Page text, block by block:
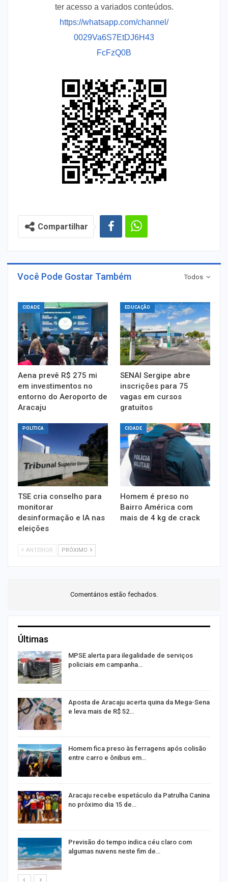
ter acesso a variados conteúdos.
https://whatsapp.com/channel/
0029Va6S7EtDJ6H43
FcFzQ0B
Compartilhar
Todos
Você Pode Gostar Também
CIDADE
Aena prevê R$ 275 mi
em investimentos no
entorno do Aeroporto de
Aracaju
EDUCAÇÃO
SENAI Sergipe abre
inscrições para 75
vagas em cursos
gratuitos
POLÍTICA
TSE cria conselho para
monitorar
desinformação e IA nas
eleições
CIDADE
Homem é preso no
Bairro América com
mais de 4 kg de crack
ANTERIOR PRÓXIMO
Comentários estão fechados.
Últimas
MPSE alerta para ilegalidade de serviços
policiais em campanha…
Aposta de Aracaju acerta quina da Mega-Sena
e leva mais de R$ 52…
Homem fica preso às ferragens após colisão
entre carro e ônibus em…
Aracaju recebe espetáculo da Patrulha Canina
no próximo dia 15 de…
Previsão do tempo indica céu claro com
algumas nuvens neste fim de…